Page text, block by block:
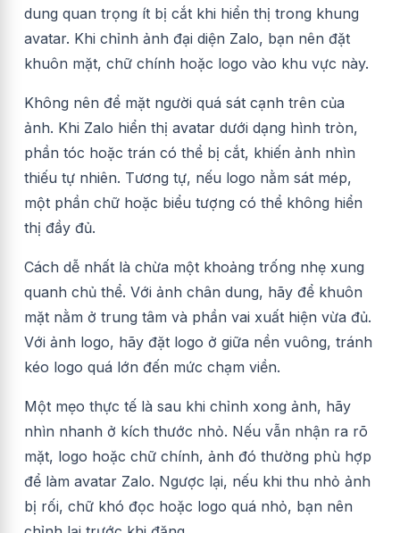
dung quan trọng ít bị cắt khi hiển thị trong khung
avatar. Khi chỉnh ảnh đại diện Zalo, bạn nên đặt
khuôn mặt, chữ chính hoặc logo vào khu vực này.
Không nên để mặt người quá sát cạnh trên của
ảnh. Khi Zalo hiển thị avatar dưới dạng hình tròn,
phần tóc hoặc trán có thể bị cắt, khiến ảnh nhìn
thiếu tự nhiên. Tương tự, nếu logo nằm sát mép,
một phần chữ hoặc biểu tượng có thể không hiển
thị đầy đủ.
Cách dễ nhất là chừa một khoảng trống nhẹ xung
quanh chủ thể. Với ảnh chân dung, hãy để khuôn
mặt nằm ở trung tâm và phần vai xuất hiện vừa đủ.
Với ảnh logo, hãy đặt logo ở giữa nền vuông, tránh
kéo logo quá lớn đến mức chạm viền.
Một mẹo thực tế là sau khi chỉnh xong ảnh, hãy
nhìn nhanh ở kích thước nhỏ. Nếu vẫn nhận ra rõ
mặt, logo hoặc chữ chính, ảnh đó thường phù hợp
để làm avatar Zalo. Ngược lại, nếu khi thu nhỏ ảnh
bị rối, chữ khó đọc hoặc logo quá nhỏ, bạn nên